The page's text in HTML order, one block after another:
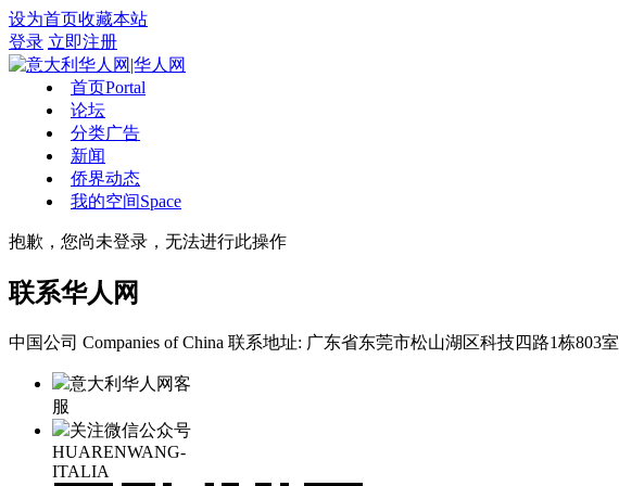
设为首页收藏本站
登录 立即注册
首页Portal
论坛
分类广告
新闻
侨界动态
我的空间Space
抱歉，您尚未登录，无法进行此操作
联系华人网
中国公司 Companies of China 联系地址: 广东省东莞市松山湖区科技四路1栋803室
意大利华人网客
服
关注微信公众号
HUARENWANG-
ITALIA